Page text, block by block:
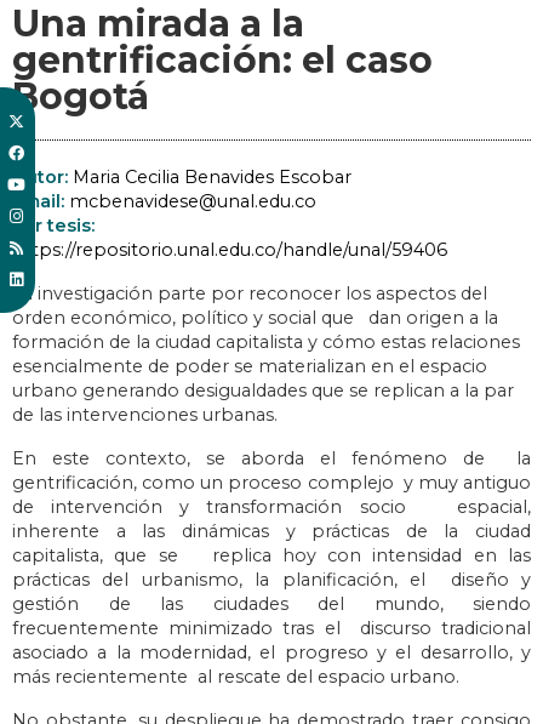
Una mirada a la
gentrificación: el caso
Bogotá
Autor: Maria Cecilia Benavides Escobar
Email: mcbenavidese@unal.edu.co
Ver tesis:
https://repositorio.unal.edu.co/handle/unal/59406
La investigación parte por reconocer los aspectos del
orden económico, político y social que dan origen a la
formación de la ciudad capitalista y cómo estas relaciones
esencialmente de poder se materializan en el espacio
urbano generando desigualdades que se replican a la par
de las intervenciones urbanas.
En este contexto, se aborda el fenómeno de la
gentrificación, como un proceso complejo y muy antiguo
de intervención y transformación socio espacial,
inherente a las dinámicas y prácticas de la ciudad
capitalista, que se replica hoy con intensidad en las
prácticas del urbanismo, la planificación, el diseño y
gestión de las ciudades del mundo, siendo
frecuentemente minimizado tras el discurso tradicional
asociado a la modernidad, el progreso y el desarrollo, y
más recientemente al rescate del espacio urbano.